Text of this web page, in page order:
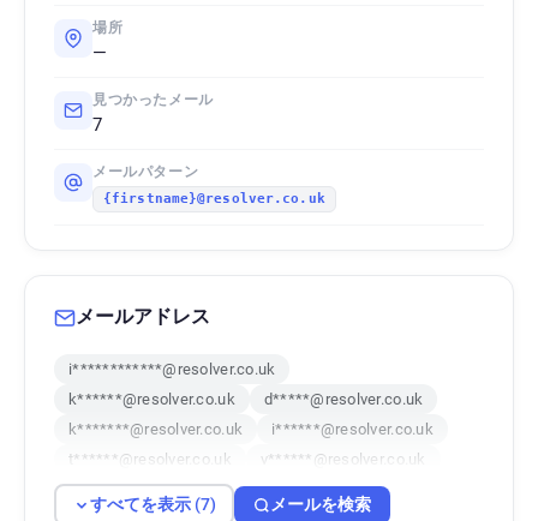
場所
—
見つかったメール
7
メールパターン
{firstname}@resolver.co.uk
メールアドレス
i************@resolver.co.uk
k******@resolver.co.uk
d*****@resolver.co.uk
k*******@resolver.co.uk
i******@resolver.co.uk
t******@resolver.co.uk
v******@resolver.co.uk
すべてを表示 (7) メールを検索